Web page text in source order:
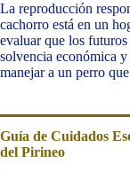
La reproducción
cachorro está en un
evaluar que los
solvencia económica
manejar a un perro
Guía de Cuidados
del Pirineo